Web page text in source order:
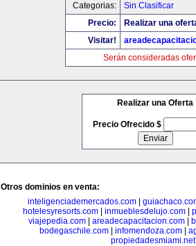
Categorias:
Sin Clasificar
Precio:
Realizar una
Visitar!
Serán consideradas
Realizar una Oferta
Precio Ofrecido $
Otros dominios en venta:
inteligenciademercados.com
hotelesyresorts.com
inmueblesdelujo.com
viajepedia.com| areadecapacitacion.com|
bodegaschile.com| infomendoza.com|
propiedadesmiami.net